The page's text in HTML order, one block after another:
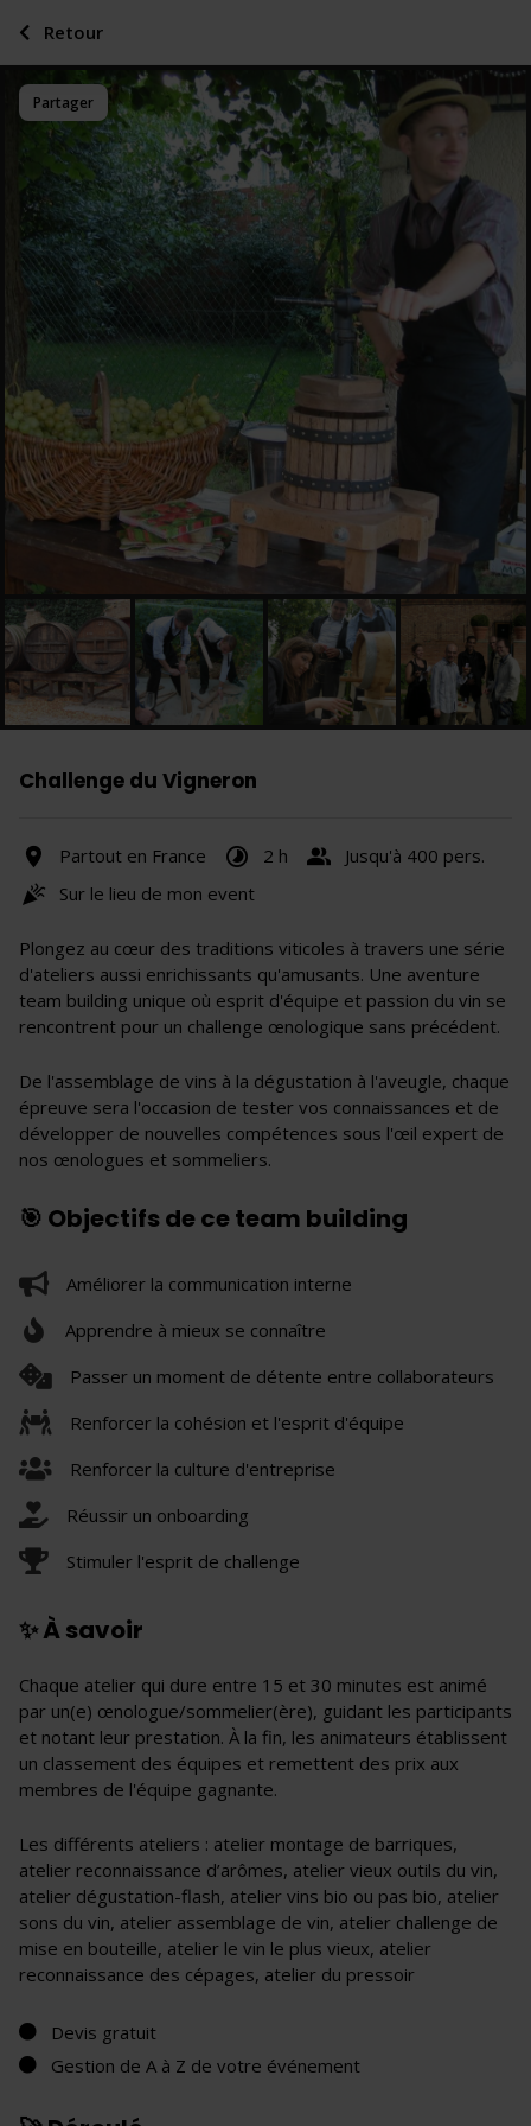
Partager
Challenge du Vigneron
Partout en France 2 h
Jusqu'à 400 pers.
Sur le lieu de mon event
Plongez au cœur des traditions viticoles à travers une série
d'ateliers aussi enrichissants qu'amusants. Une aventure
team building unique où esprit d'équipe et passion du vin se
rencontrent pour un challenge œnologique sans précédent.
De l'assemblage de vins à la dégustation à l'aveugle, chaque
épreuve sera l'occasion de tester vos connaissances et de
développer de nouvelles compétences sous l'œil expert de
nos œnologues et sommeliers.
🎯 Objectifs de ce team building
Améliorer la communication interne
Apprendre à mieux se connaître
Passer un moment de détente entre collaborateurs
Renforcer la cohésion et l'esprit d'équipe
Renforcer la culture d'entreprise
Réussir un onboarding
Stimuler l'esprit de challenge
✨ À savoir
Chaque atelier qui dure entre 15 et 30 minutes est animé
par un(e) œnologue/sommelier(ère), guidant les participants
et notant leur prestation. À la fin, les animateurs établissent
un classement des équipes et remettent des prix aux
membres de l'équipe gagnante.
Les différents ateliers : atelier montage de barriques,
atelier reconnaissance d’arômes, atelier vieux outils du vin,
atelier dégustation-flash, atelier vins bio ou pas bio, atelier
sons du vin, atelier assemblage de vin, atelier challenge de
mise en bouteille, atelier le vin le plus vieux, atelier
reconnaissance des cépages, atelier du pressoir
Devis gratuit
Gestion de A à Z de votre événement
Retour